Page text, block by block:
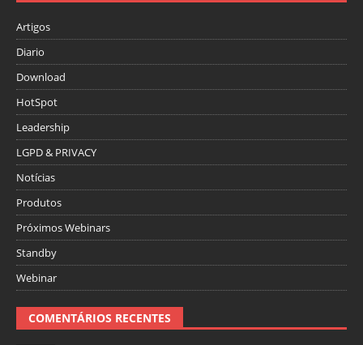
Artigos
Diario
Download
HotSpot
Leadership
LGPD & PRIVACY
Notícias
Produtos
Próximos Webinars
Standby
Webinar
COMENTÁRIOS RECENTES